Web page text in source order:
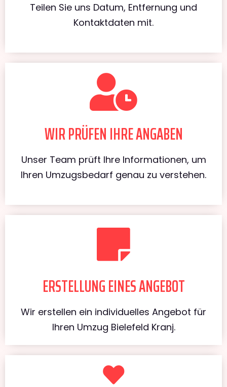
Teilen Sie uns Datum, Entfernung und
Kontaktdaten mit.
WIR PRÜFEN IHRE ANGABEN
Unser Team prüft Ihre Informationen, um
Ihren Umzugsbedarf genau zu verstehen.
ERSTELLUNG EINES ANGEBOT
Wir erstellen ein individuelles Angebot für
Ihren Umzug Bielefeld Kranj.